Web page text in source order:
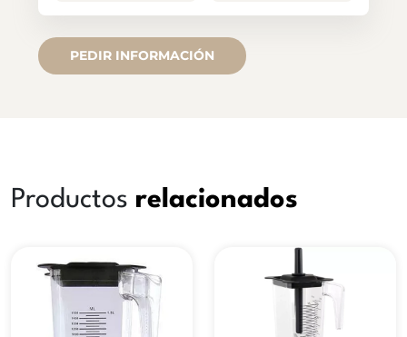
PEDIR INFORMACIÓN
Productos relacionados